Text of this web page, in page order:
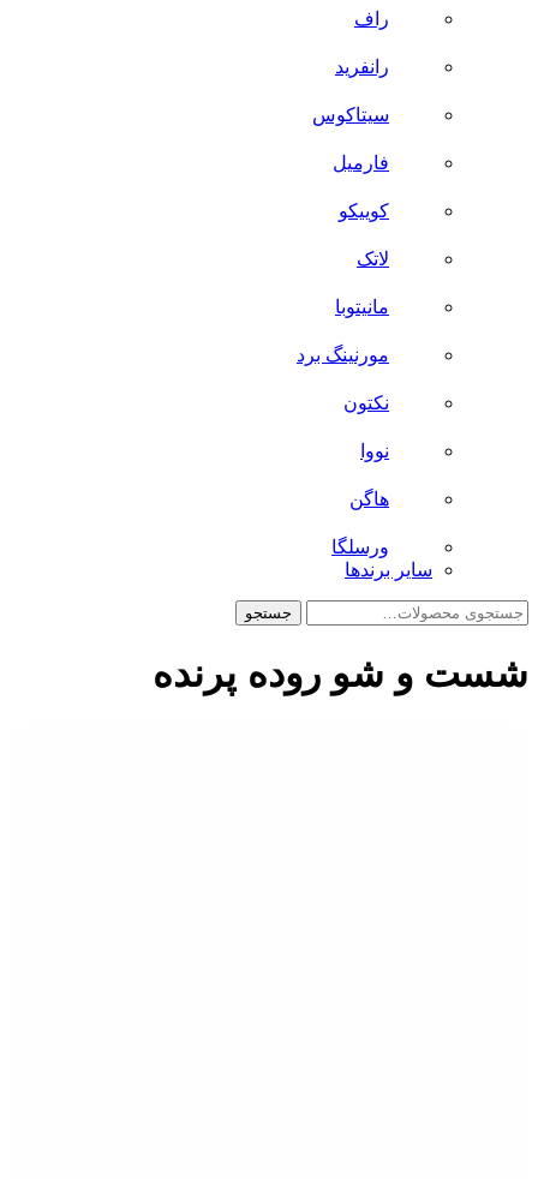
راف
رانفرید
سیتاکوس
فارمیل
کوییکو
لاتک
مانیتوبا
مورنینگ برد
نکتون
نووا
هاگن
ورسلگا
سایر برند‌ها
جستجو
جستجو
شست و شو روده پرنده